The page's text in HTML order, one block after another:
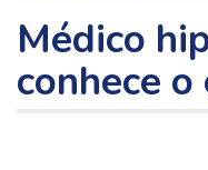
Médico
conhece